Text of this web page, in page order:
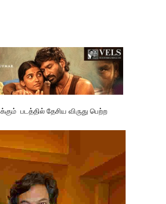
படத்தில் தேசிய விருது பெற்ற